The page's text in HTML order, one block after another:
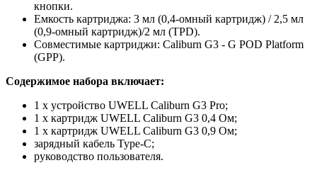
кнопки.
Емкость картриджа: 3 мл (0,4-омный картридж) / 2,5 мл
(0,9-омный картридж)/2 мл (TPD).
Совместимые картриджи: Caliburn G3 - G POD Platform
(GPP).
Содержимое набора включает:
1 x устройство UWELL Caliburn G3 Pro;
1 x картридж UWELL Caliburn G3 0,4 Ом;
1 x картридж UWELL Caliburn G3 0,9 Ом;
зарядный кабель Type-C;
руководство пользователя.